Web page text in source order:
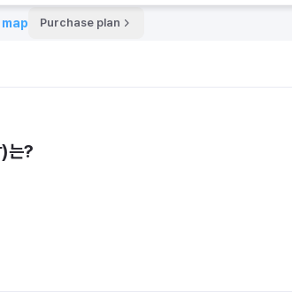
Purchase plan
는?